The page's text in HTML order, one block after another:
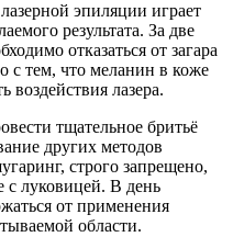
эпиляции играет
результата. За две
отказаться от загара
с тем, что меланин в коже
воздействия лазера.
тщательное бритьё
других методов
строго запрещено,
с луковицей. В день
от применения
области.